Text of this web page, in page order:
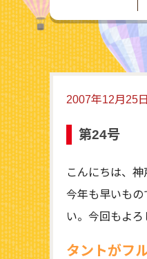
2007年12月25日
第24号
こんにちは、神
今年も早いもの
い。今回もよろ
タントがフ